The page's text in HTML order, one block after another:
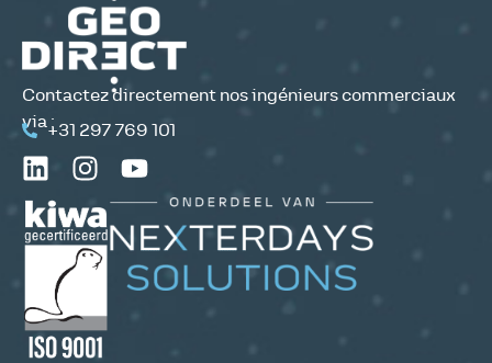
Contactez directement nos ingénieurs commerciaux
via :
+31 297 769 101